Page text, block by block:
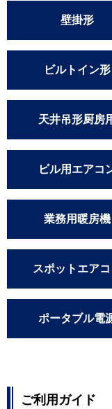
壁掛形
ビルトイン形
天井吊形厨房
ビル用エアコ
業務用暖房機
スポットエア
ポータブル電
ご利用ガイド